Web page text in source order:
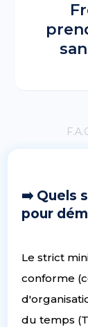
➡️ Quels
pour
Le strict
conforme
du temps